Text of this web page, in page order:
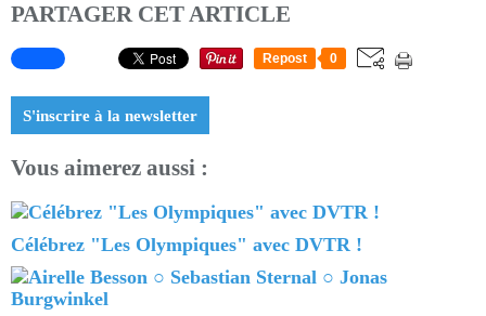
PARTAGER CET ARTICLE
Repost 0
S'inscrire à la newsletter
Vous aimerez aussi :
Célébrez "Les Olympiques" avec DVTR !